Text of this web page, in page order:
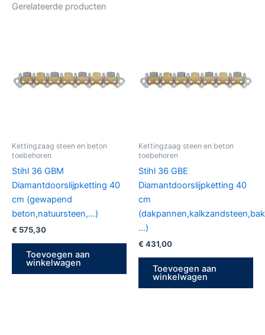
Gerelateerde producten
Kettingzaag steen en beton
toebehoren
Stihl 36 GBM
Diamantdoorslijpketting 40
cm (gewapend
beton,natuursteen,…)
€ 575,30
Toevoegen aan
winkelwagen
Kettingzaag steen en beton
toebehoren
Stihl 36 GBE
Diamantdoorslijpketting 40
cm
…)
€ 431,00
Toevoegen aan
winkelwagen